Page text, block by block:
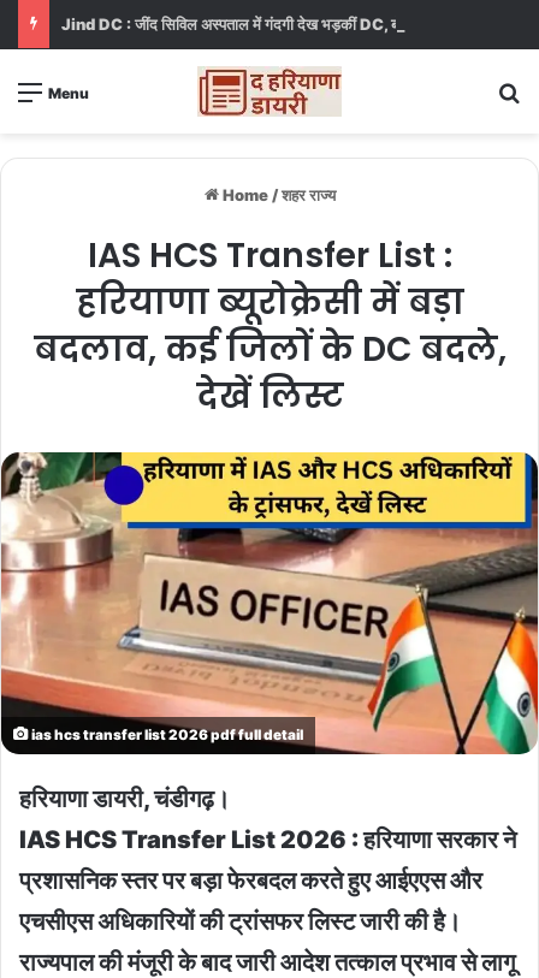
Menu
Home / शहर राज्य
IAS HCS Transfer List :
हरियाणा ब्यूरोक्रेसी में बड़ा
बदलाव, कई जिलों के DC बदले,
देखें लिस्ट
ias hcs transfer list 2026 pdf full detail
हरियाणा डायरी, चंडीगढ़।
IAS HCS Transfer List 2026 : हरियाणा सरकार ने
प्रशासनिक स्तर पर बड़ा फेरबदल करते हुए आईएएस और
एचसीएस अधिकारियों की ट्रांसफर लिस्ट जारी की है।
राज्यपाल की मंजूरी के बाद जारी आदेश तत्काल प्रभाव से लागू